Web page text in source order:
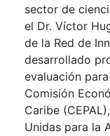
sector de
el Dr. Víctor
de la Red de
desarrollado
evaluación
Comisión
Caribe
Unidas para la